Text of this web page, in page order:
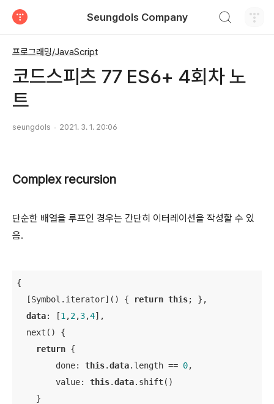
Seungdols Company
프로그래밍/JavaScript
코드스피츠 77 ES6+ 4회차 노
트
seungdols 2021. 3. 1. 20:06
Complex recursion
단순한 배열을 루프인 경우는 간단히 이터레이션을 작성할 수 있
음.
{
  [Symbol.iterator]() {
return this; },
data: [1 ,2,3,4],
  next() {
return {
        done:
this.data.length == 0,
        value:
this.data.shift()
    }